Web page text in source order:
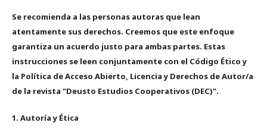
Se recomienda a las personas autoras que lean
atentamente sus derechos. Creemos que este enfoque
garantiza un acuerdo justo para ambas partes. Estas
instrucciones se leen conjuntamente con el Código Ético y
la Política de Acceso Abierto, Licencia y Derechos de Autor/a
de la revista "Deusto Estudios Cooperativos (DEC)".
1. Autoría y Ética